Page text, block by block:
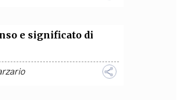
e significato di